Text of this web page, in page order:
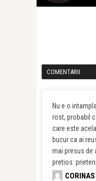
COMENTARII
Nu e o
rost, probabil
care este
bucur ca ai
mai presus de
pretios:
CORINAS